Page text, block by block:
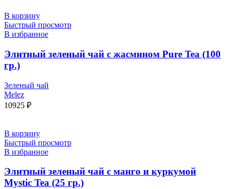
В корзину
Быстрый просмотр
В избранное
Элитный зеленый чай с жасмином Pure Tea (100
гр.)
Зеленый чай
Melez
10925 ₽
В корзину
Быстрый просмотр
В избранное
Элитный зеленый чай с манго и куркумой
Mystic Tea (25 гр.)